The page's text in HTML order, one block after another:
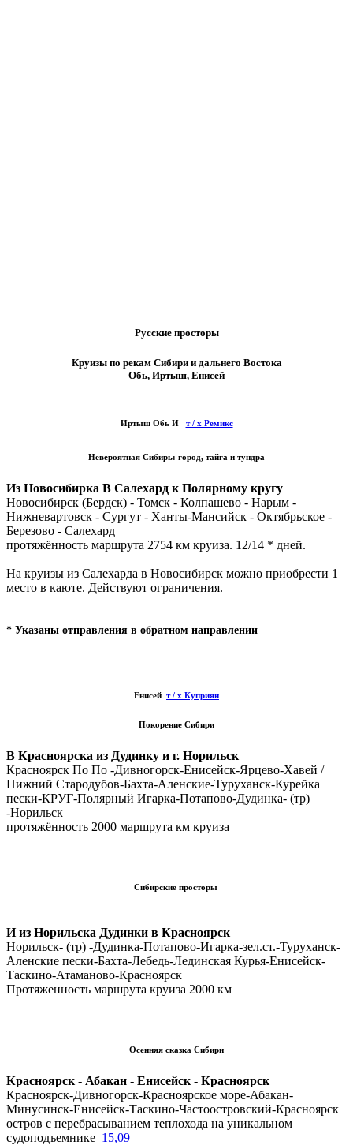
Русские просторы
Круизы по рекам Сибири и дальнего Востока
Обь, Иртыш, Енисей
Иртыш Обь И т / х Ремикс
Невероятная Сибирь: город, тайга и тундра
Из Новосибирка В Салехард к Полярному кругу
Новосибирск (Бердск) - Томск - Колпашево - Нарым -
Нижневартовск - Сургут - Ханты-Мансийск - Октябрьское -
Березово - Салехард
протяжённость маршрута 2754 км круиза. 12/14 * дней.
На круизы из Салехарда в Новосибирск можно приобрести 1
место в каюте. Действуют ограничения.
* Указаны отправления в обратном направлении
Енисей т / х Куприян
Покорение Сибири
В Красноярска из Дудинку и г. Норильск
Красноярск По По -Дивногорск-Енисейск-Ярцево-Хавей /
Нижний Стародубов-Бахта-Аленские-Туруханск-Курейка
пески-КРУГ-Полярный Игарка-Потапово-Дудинка- (тр)
-Норильск
протяжённость 2000 маршрута км круиза
Сибирские просторы
И из Норильска Дудинки в Красноярск
Норильск- (тр) -Дудинка-Потапово-Игарка-зел.ст.-Туруханск-
Аленские пески-Бахта-Лебедь-Лединская Курья-Енисейск-
Таскино-Атаманово-Красноярск
Протяженность маршрута круиза 2000 км
Осенняя сказка Сибири
Красноярск - Абакан - Енисейск - Красноярск
Красноярск-Дивногорск-Красноярское море-Абакан-
Минусинск-Енисейск-Таскино-Частоостровский-Красноярск
остров с перебрасыванием теплохода на уникальном
судоподъемнике 15,09